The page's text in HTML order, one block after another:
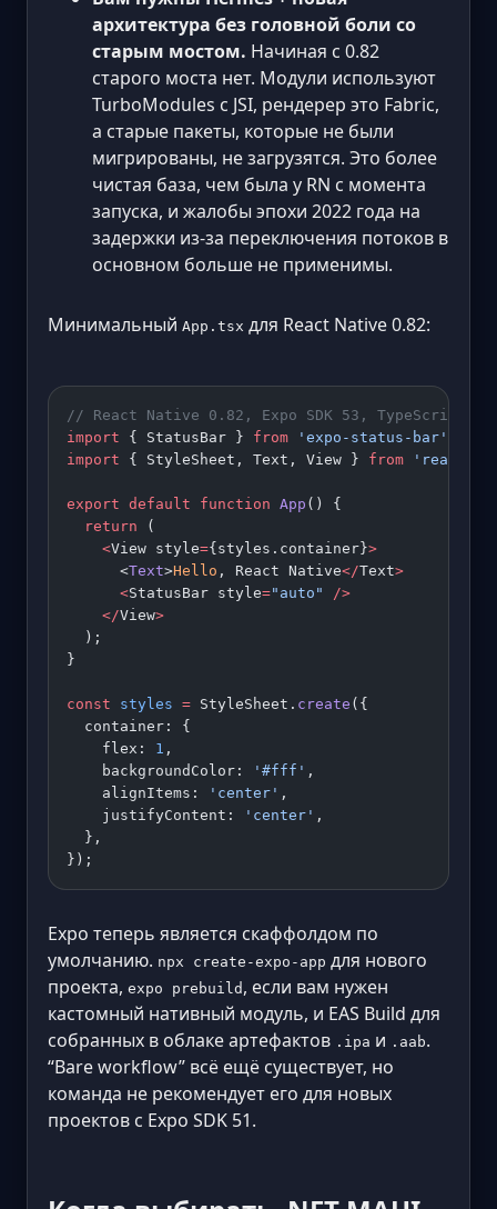
архитектура без головной боли со
старым мостом. Начиная с 0.82
старого моста нет. Модули используют
TurboModules с JSI, рендерер это Fabric,
а старые пакеты, которые не были
мигрированы, не загрузятся. Это более
чистая база, чем была у RN с момента
запуска, и жалобы эпохи 2022 года на
задержки из-за переключения потоков в
основном больше не применимы.
Минимальный App.tsx для React Native 0.82:
// React Native 0.82, Expo SDK 53, TypeScript
import { StatusBar } from 'expo-status-bar'
import { StyleSheet, Text, View } from 'react-
export default function App () {
  return
(
    <
View style={styles.container}>
      <
Text>Hello , React Native</Text>
      <
StatusBar style="auto"
/>
    </
View>
  );
}
const styles = StyleSheet. create ({
  container: {
    flex:
1 ,
    backgroundColor:
'#fff' ,
    alignItems:
'center' ,
    justifyContent:
'center' ,
  },
});
Expo теперь является скаффолдом по
умолчанию. npx create-expo-app для нового
проекта, expo prebuild , если вам нужен
кастомный нативный модуль, и EAS Build для
собранных в облаке артефактов .ipa и .aab.
“Bare workflow” всё ещё существует, но
команда не рекомендует его для новых
проектов с Expo SDK 51.